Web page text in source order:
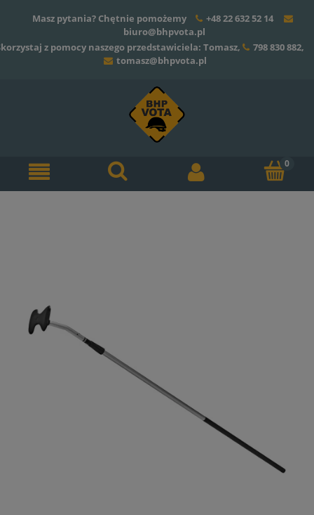
Masz pytania? Chętnie pomożemy
+48 22 632 52 14
biuro@bhpvota.pl
z pomocy naszego przedstawiciela: Tomasz,
798 830 882,
tomasz@bhpvota.pl